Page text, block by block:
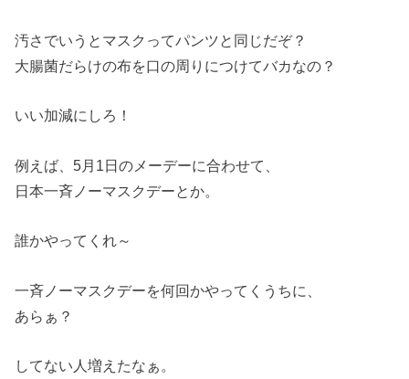
汚さでいうとマスクってパンツと同じだぞ？
大腸菌だらけの布を口の周りにつけてバカなの？
いい加減にしろ！
例えば、5月1日のメーデーに合わせて、
日本一斉ノーマスクデーとか。
誰かやってくれ～
一斉ノーマスクデーを何回かやってくうちに、
あらぁ？
してない人増えたなぁ。